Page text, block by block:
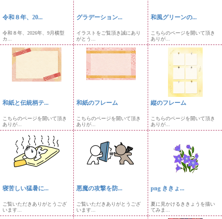
令和８年、20...
令和８年、2026年、9月横型
カ...
グラデーション...
イラストをご覧頂き誠にあり
がとう...
和風グリーンの...
こちらのページを開いて頂き
ありが...
和紙と伝統柄テ...
こちらのページを開いて頂き
ありが...
和紙のフレーム
こちらのページを開いて頂き
ありが...
縦のフレーム
こちらのページを開いて頂き
ありが...
寝苦しい猛暑に...
ご覧いただきありがとうござ
います...
悪魔の攻撃を防...
ご覧いただきありがとうござ
います...
png ききょ...
夏に見かけるききょうを描い
てみま...